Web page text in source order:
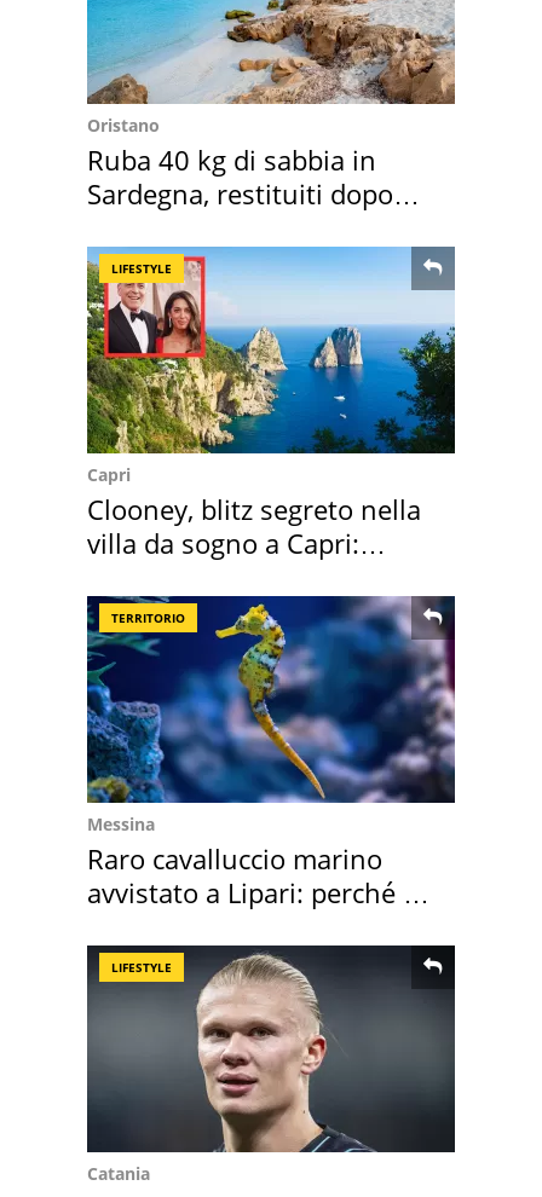
Oristano
Ruba 40 kg di sabbia in
Sardegna, restituiti dopo
LIFESTYLE
Capri
Clooney, blitz segreto nella
villa da sogno a Capri:
TERRITORIO
Messina
Raro cavalluccio marino
avvistato a Lipari: perché è
LIFESTYLE
Catania